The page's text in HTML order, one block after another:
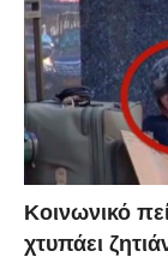
Κοινωνικό
χτυπάει